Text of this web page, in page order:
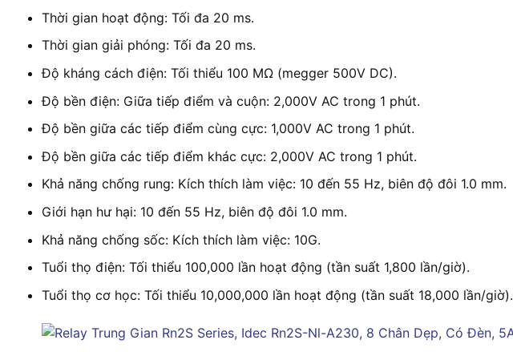
Thời gian hoạt động: Tối đa 20 ms.
Thời gian giải phóng: Tối đa 20 ms.
Độ kháng cách điện: Tối thiểu 100 MΩ (megger 500V DC).
Độ bền điện: Giữa tiếp điểm và cuộn: 2,000V AC trong 1 phút.
Độ bền giữa các tiếp điểm cùng cực: 1,000V AC trong 1 phút.
Độ bền giữa các tiếp điểm khác cực: 2,000V AC trong 1 phút.
Khả năng chống rung: Kích thích làm việc: 10 đến 55 Hz, biên độ đôi 1.0 mm.
Giới hạn hư hại: 10 đến 55 Hz, biên độ đôi 1.0 mm.
Khả năng chống sốc: Kích thích làm việc: 10G.
Tuổi thọ điện: Tối thiểu 100,000 lần hoạt động (tần suất 1,800 lần/giờ).
Tuổi thọ cơ học: Tối thiểu 10,000,000 lần hoạt động (tần suất 18,000 lần/giờ).